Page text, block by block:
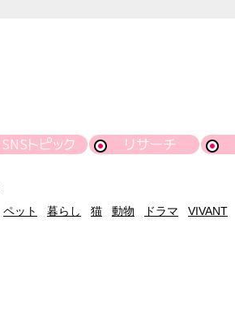
SNSトピック リサーチ
ペット 暮らし 猫 動物 ドラマ VIVANT